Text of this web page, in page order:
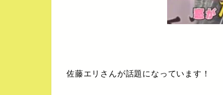
佐藤エリさんが話題になっています！